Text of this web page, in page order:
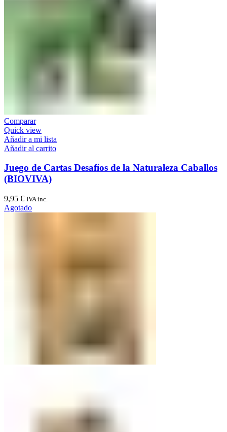
Comparar
Quick view
Añadir a mi lista
Añadir al carrito
Juego de Cartas Desafíos de la Naturaleza Caballos
(BIOVIVA)
9,95 € IVA inc.
Agotado